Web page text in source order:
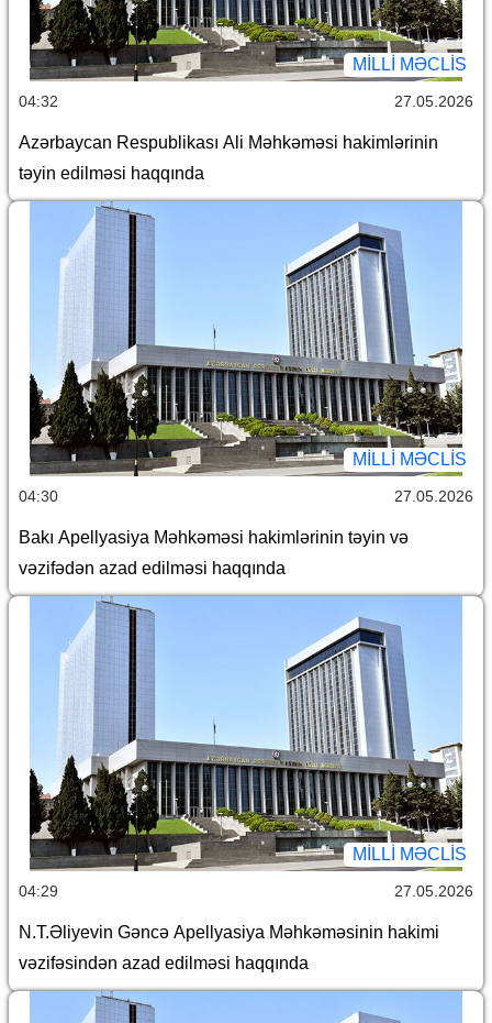
MILLI MƏCLIS
04:32 27.05.2026
Azərbaycan Respublikası Ali Məhkəməsi hakimlərinin
təyin edilməsi haqqında
MILLI MƏCLIS
04:30 27.05.2026
Bakı Apellyasiya Məhkəməsi hakimlərinin təyin və
vəzifədən azad edilməsi haqqında
MILLI MƏCLIS
04:29 27.05.2026
N.T.Əliyevin Gəncə Apellyasiya Məhkəməsinin hakimi
vəzifəsindən azad edilməsi haqqında